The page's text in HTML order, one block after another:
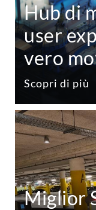
Hub di
user
vero
Scopri di più
Miglior